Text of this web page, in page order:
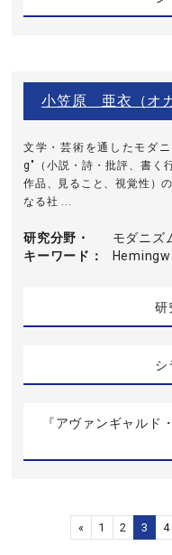
小笠原 亜衣（オ
文学・芸術を通したモダ
g"（小説・詩・批評、書く
作品、見ること、視覚性）
なる社 ...
研究分野・
キーワード
モダニズ
研
シ
『アヴァンギャルド
« 1 2 3 4